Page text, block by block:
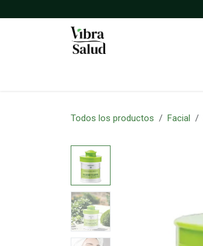
Todos los productos Facial